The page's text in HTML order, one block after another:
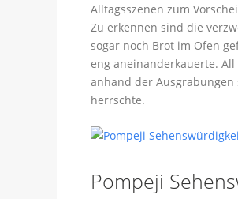
Alltagsszenen zum
Zu erkennen sind die
sogar noch Brot im Ofen
eng aneinanderkauerte.
anhand der
herrschte.
Pompeji